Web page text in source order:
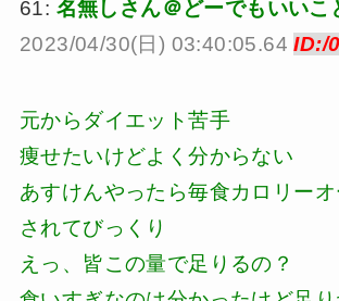
61: 名無しさん＠どーでもいいこ
2023/04/30(日) 03:40:05.64ID:/
元からダイエット苦手
痩せたいけどよく分からない
あすけんやったら毎食カロリー
されてびっくり
えっ、皆この量で足りるの？